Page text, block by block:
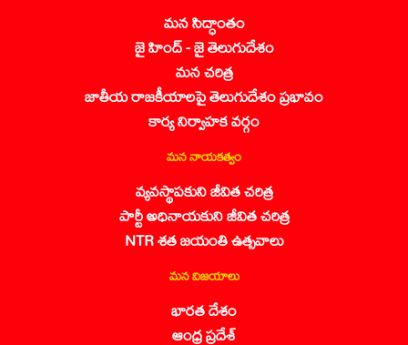
మన సిద్ధాంతం
జై హింద్ - జై తెలుగుదేశం
మన చరిత్ర
జాతీయ రాజకీయాలపై తెలుగుదేశం ప్రభావం
కార్య నిర్వాహక వర్గం
మన నాయకత్వం
వ్యవస్థాపకుని జీవిత చరిత్ర
పార్టీ అధినాయకుని జీవిత చరిత్ర
NTR శత జయంతి ఉత్సవాలు
మన విజయాలు
భారత దేశం
ఆంధ్ర ప్రదేశ్